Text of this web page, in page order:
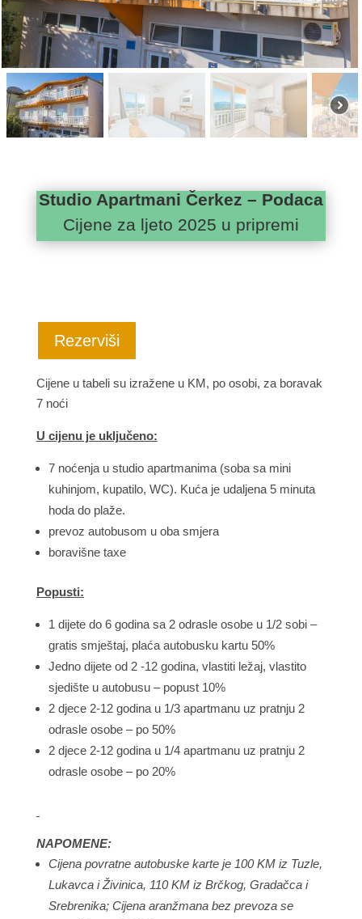
Studio Apartmani Čerkez – Podaca
Cijene za ljeto 2025 u pripremi
Rezerviši
Cijene u tabeli su izražene u KM, po osobi, za boravak
7 noći
U cijenu je uključeno:
7 noćenja u studio apartmanima (soba sa mini
kuhinjom, kupatilo, WC). Kuća je udaljena 5 minuta
hoda do plaže.
prevoz autobusom u oba smjera
boravišne taxe
Popusti:
1 dijete do 6 godina sa 2 odrasle osobe u 1/2 sobi –
gratis smještaj, plaća autobusku kartu 50%
Jedno dijete od 2 -12 godina, vlastiti ležaj, vlastito
sjedište u autobusu – popust 10%
2 djece 2-12 godina u 1/3 apartmanu uz pratnju 2
odrasle osobe – po 50%
2 djece 2-12 godina u 1/4 apartmanu uz pratnju 2
odrasle osobe – po 20%
NAPOMENE:
Cijena povratne autobuske karte je 100 KM iz Tuzle,
Lukavca i Živinica, 110 KM iz Brčkog, Gradačca i
Srebrenika; Cijena aranžmana bez prevoza se